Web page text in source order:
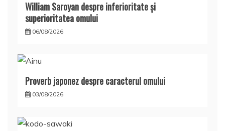
William Saroyan despre inferioritate şi
superioritatea omului
06/08/2026
Proverb japonez despre caracterul omului
03/08/2026